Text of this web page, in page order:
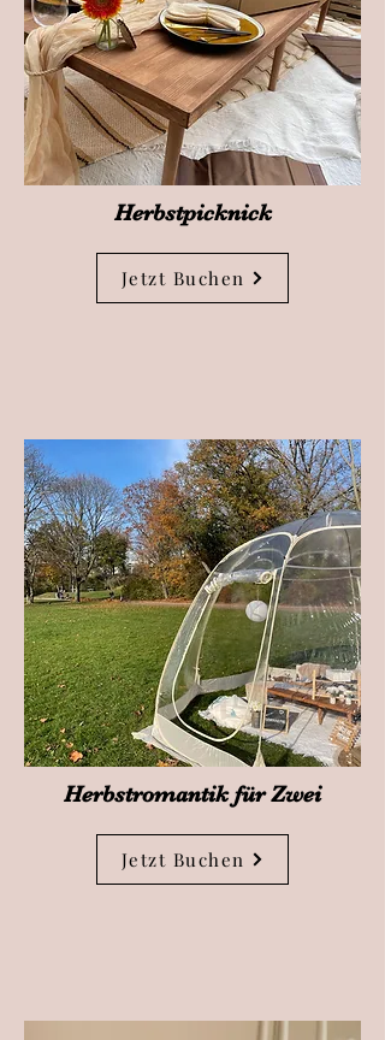
Herbstpicknick
Jetzt Buchen
Herbstromantik für Zwei
Jetzt Buchen